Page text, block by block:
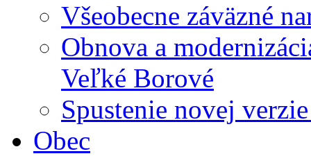
Všeobecne záväzné
Obnova a
Veľké Borové
Spustenie novej
Obec